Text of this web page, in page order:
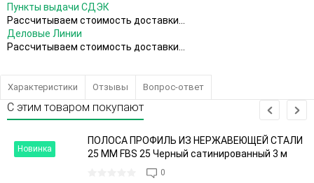
Пункты выдачи СДЭК
Рассчитываем стоимость доставки...
Деловые Линии
Рассчитываем стоимость доставки...
Характеристики Отзывы Вопрос-ответ
С этим товаром покупают
Новинка
ПОЛОСА ПРОФИЛЬ ИЗ НЕРЖАВЕЮЩЕЙ СТАЛИ
25 ММ FBS 25 Черный cатинированный 3 м
0